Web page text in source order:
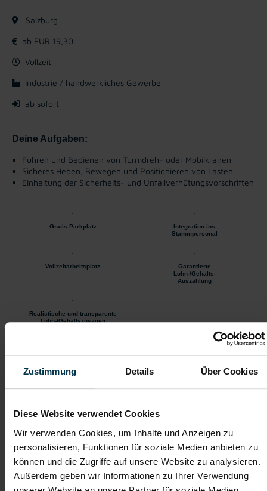
Zustimmung Details Über Cookies
Diese Website verwendet Cookies
Wir verwenden Cookies, um Inhalte und Anzeigen zu
personalisieren, Funktionen für soziale Medien anbieten zu
können und die Zugriffe auf unsere Website zu analysieren.
Außerdem geben wir Informationen zu Ihrer Verwendung
Salzburg
ab EUR 19,30
Vollzeit
Industrie / handwerkliches Gewerbe
ab sofort
Deine Aufgaben:
Führen und Bedienen von Turmdreh- oder Mobilkranen
Sicheres Heben, Bewegen und Positionieren von Lasten
Einhaltung der Sicherheits- und Unfallverhütungsvorschriften
Gratis Parkplatz
Integration ins
Stammpersonal
Vollzeitarbeitsplatz
Garantierte
Lohn-/Gehalts-
Auszahlung
Realistische und transparente
Lohn-/Gehaltszusagen
Wir freuen uns auf deine Bewerbung – online unter:
Christina Krenn